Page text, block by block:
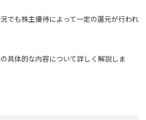
でも株主優待によって一定の還元が行われ
具体的な内容について詳しく解説しま